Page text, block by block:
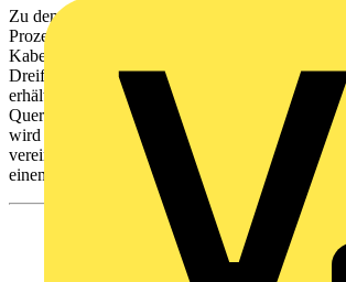
Zu den Highlights der UK600 Baureihe
Prozent größere Anschlussraum, ein innovatives
Kabelführungssystem und um 120 Grad drehbare
Dreifachsteckdosen. Des Weiteren ist der
erhältlich. Auch lassen sich mehrere Verteiler
Querverdrahtung untereinander ist einfach
wird durch das Angebot an Kombiverteilern
vereinen die Vorteile aus Stromkreis- und
einem Gerät.